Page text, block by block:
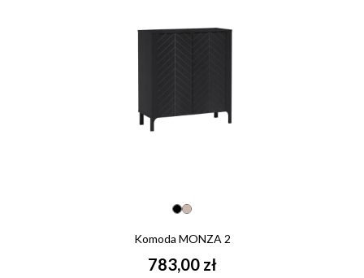
Komoda MONZA 2
783,00 zł